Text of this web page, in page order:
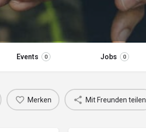
Events 0 Jobs 0
Merken Mit Freunden teilen